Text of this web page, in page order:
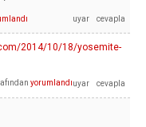
2014/10/18/yosemite-
yorumlandı